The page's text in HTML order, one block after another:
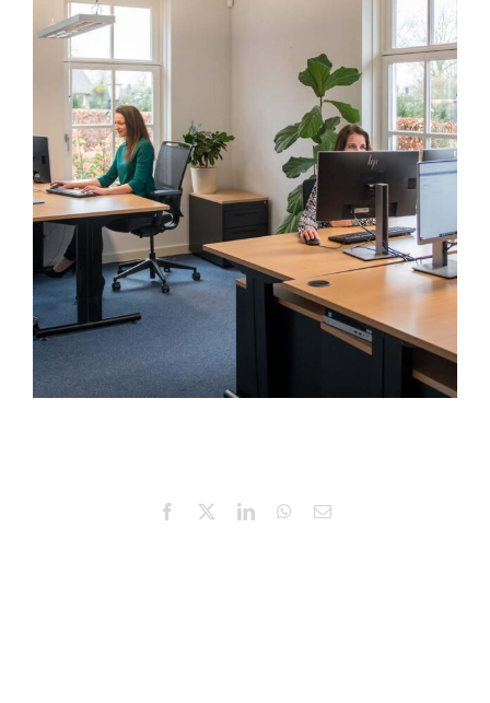
Facebook LinkedInWhatsApp
E-